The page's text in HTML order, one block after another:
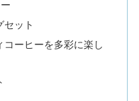
セット
ーヒーを多彩に楽し